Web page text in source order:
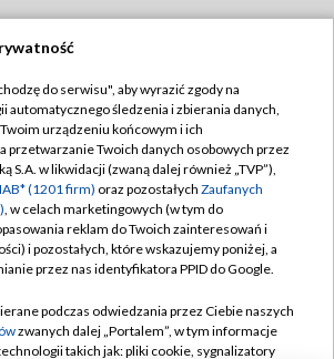
TVP
TVP
Cyfrowa
Regulamin TVP
Polityka prywatności
Moje zgody
Pomoc
Kontakt
do serwisu", aby wyrazić zgody na
automatycznego śledzenia i zbierania danych,
urządzeniu końcowym i ich
przetwarzanie Twoich danych osobowych przez
S.A. w likwidacji (zwaną dalej również „TVP”),
(1201 firm) oraz pozostałych Zaufanych
, w celach marketingowych (w tym do
reklam do Twoich zainteresowań i
i pozostałych, które wskazujemy poniżej, a
przez nas identyfikatora PPID do Google.
podczas odwiedzania przez Ciebie naszych
zwanych dalej „Portalem”, w tym informacje
takich jak: pliki cookie, sygnalizatory